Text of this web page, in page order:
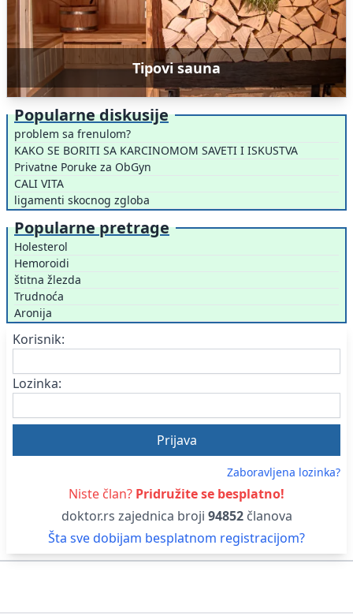
Tipovi sauna
Popularne diskusije
problem sa frenulom?
KAKO SE BORITI SA KARCINOMOM SAVETI I ISKUSTVA
Privatne Poruke za ObGyn
CALI VITA
ligamenti skocnog zgloba
Popularne pretrage
Holesterol
Hemoroidi
štitna žlezda
Trudnoća
Aronija
Korisnik:
Lozinka:
Zaboravljena lozinka?
Niste član? Pridružite se besplatno!
doktor.rs zajednica broji 94852članova
Šta sve dobijam besplatnom registracijom?